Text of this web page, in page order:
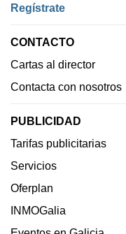
Regístrate
CONTACTO
Cartas al director
Contacta con nosotros
PUBLICIDAD
Tarifas publicitarias
Servicios
Oferplan
INMOGalia